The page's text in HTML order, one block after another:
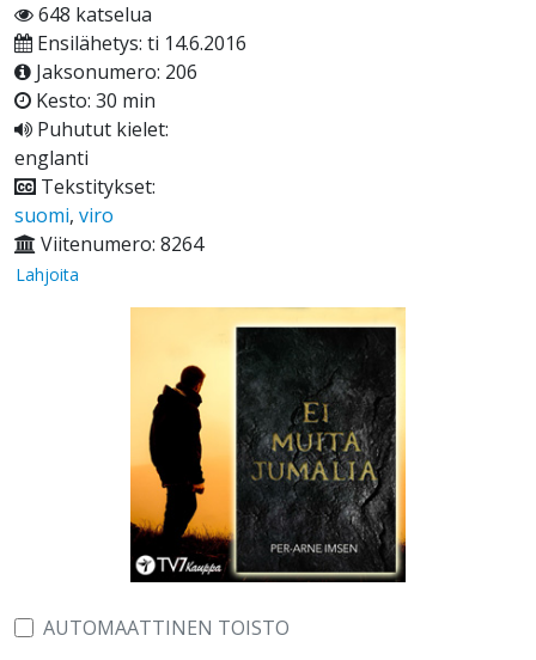
648 katselua
Ensilähetys: ti 14.6.2016
Jaksonumero: 206
Kesto: 30 min
Puhutut kielet:
englanti
Tekstitykset:
suomi, viro
Viitenumero: 8264
Lahjoita
AUTOMAATTINEN TOISTO